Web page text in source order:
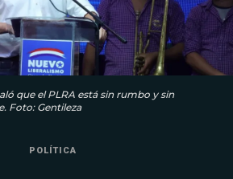
que el PLRA está sin rumbo y sin
Foto: Gentileza
POLÍTICA